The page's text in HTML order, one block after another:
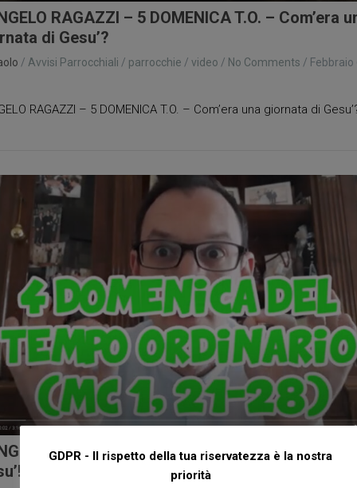
RAGAZZI – 5 DOMENICA T.O. – Com’era
di Gesu’?
/ Avvisi Parrocchiali / parrocchie / video / No Comments / Febbraio
RAGAZZI – 5 DOMENICA T.O. – Com’era una giornata di
RAGAZZI – 4 DOMENICA T.O. – Che forza
GDPR - Il rispetto della tua riservatezza è la nostra
priorità